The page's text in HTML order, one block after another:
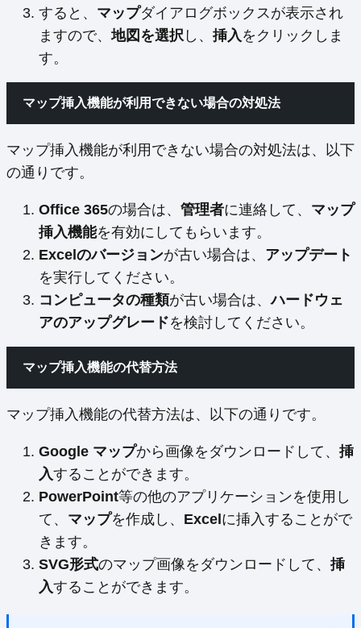
すると、 マップダイアログボックスが表示され
ますので、地図を選択 し、 挿入 をクリックしま
す。
マップ挿入機能が利用できない場合の対処法
マップ挿入機能が利用できない場合の対処法は、以下
の通りです。
Office 365の場合は、 管理者に連絡して、 マップ
挿入機能を有効にしてもらいます。
Excelのバージョンが古い場合は、 アップデート
を実行してください。
コンピュータの種類が古い場合は、ハードウェ
アのアップグレードを検討してください。
マップ挿入機能の代替方法
マップ挿入機能の代替方法は、以下の通りです。
Google マップから画像をダウンロードして、 挿
入することができます。
PowerPoint等の他のアプリケーションを使用し
て、 マップを作成し、 Excelに挿入することがで
きます。
SVG形式のマップ画像をダウンロードして、 挿
入することができます。